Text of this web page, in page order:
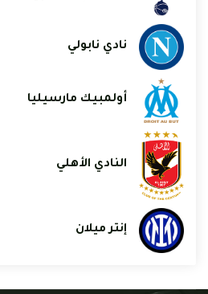
نادي نابولي
أولمبيك مارسيليا
النادي الأهلي
إنتر ميلان